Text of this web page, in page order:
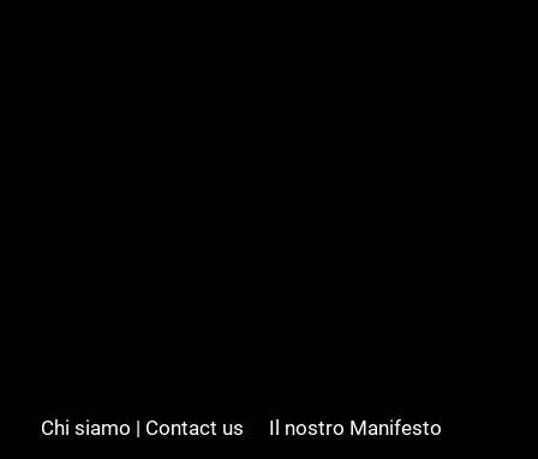
Chi siamo | Contact us Il nostro Manifesto